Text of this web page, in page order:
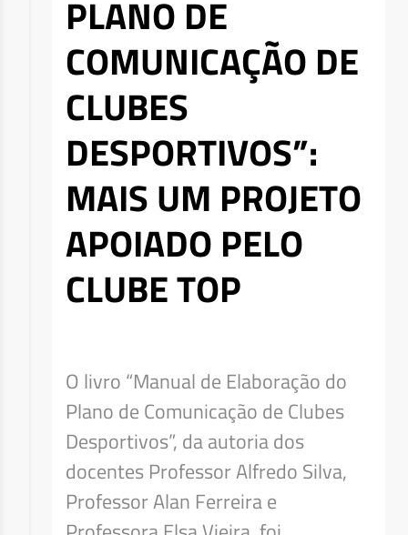
PLANO DE
COMUNICAÇÃO DE
CLUBES
DESPORTIVOS”:
MAIS UM PROJETO
APOIADO PELO
CLUBE TOP
O livro “Manual de Elaboração do
Plano de Comunicação de Clubes
Desportivos”, da autoria dos
docentes Professor Alfredo Silva,
Professor Alan Ferreira e
Deseja apagar o ficheiro?